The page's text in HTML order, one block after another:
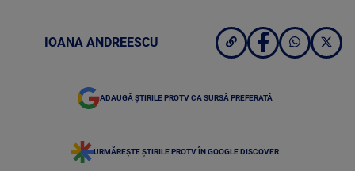
IOANA ANDREESCU
ADAUGĂ ȘTIRILE PROTV CA SURSĂ PREFERATĂ
URMĂREȘTE ȘTIRILE PROTV ÎN GOOGLE DISCOVER